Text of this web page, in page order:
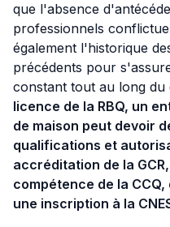
que l'absence
professionnels
également l'historique
précédents pour
constant tout au long du
licence de la RBQ, un
de maison peut devoir
qualifications et
accréditation de la
compétence de la
une inscription à la